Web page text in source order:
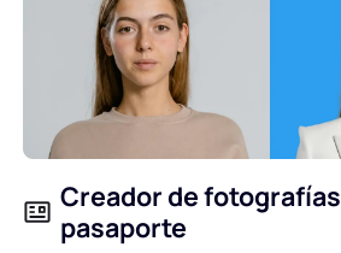
Creador de
pasaporte